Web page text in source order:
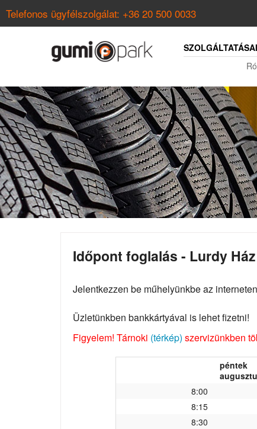
Telefonos ügyfélszolgálat: +36 20 500 0033
Időpont foglalás - Lurdy Ház
Jelentkezzen be műhelyünkbe az
Üzletünkben bankkártyával is lehet fizetni!
Figyelem! Tárnoki (térkép) szervizünkben
péntek
8:00
8:15
8:30